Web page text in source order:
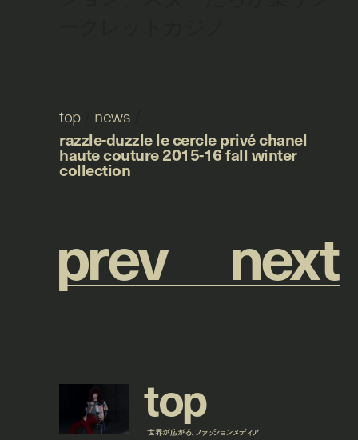
top/ news
razzle-duzzle le cercle privé chanel
haute couture 2015-16 fall winter
collection
prev next
top
世界が広がる、ファッションメディア